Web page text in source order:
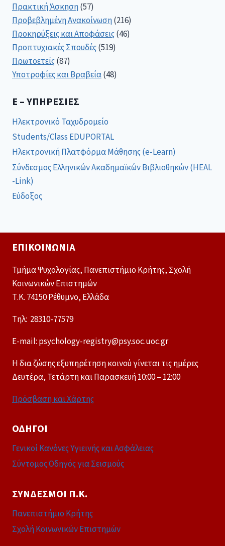
Πρακτική Άσκηση(57)
Προβεβλημένη Ανακοίνωση(216)
Προκηρύξεις και Αποφάσεις(46)
Προπτυχιακές Σπουδές(519)
Πρωτοετείς(87)
Υποτροφίες και Βραβεία(48)
E – ΥΠΗΡΕΣΊΕΣ
Ηλεκτρονικό Ταχυδρομείο
Students/Class EDUPORTAL
Ηλεκτρονική Πλατφόρμα Μάθησης (e-Learn)
Σύνδεσμος Ελληνικών Ακαδημαϊκών Βιβλιοθηκών (HEAL
-Link)
Εύδοξος
ΕΠΙΚΟΙΝΩΝΊΑ
Τμήμα Ψυχολογίας, Πανεπιστήμιο Κρήτης, Σχολή
Κοινωνικών Επιστημών
Τ.Κ. 74150 Ρέθυμνο, Ελλάδα
Tηλ: 28310-77579
E-mail: psychology-registry@psy.soc.uoc.gr
Η δια ζώσης εξυπηρέτηση κοινού γίνεται τις ημέρες
Δευτέρα, Τετάρτη και Παρασκευή 10:00 – 12:00
Πρόσβαση και Χάρτης
ΟΔΗΓΟΊ
Γενικοί Κανόνες Υγιεινής και Ασφάλειας
Σύντομος Οδηγός για Σεισμούς
ΣΎΝΔΕΣΜΟΙ Π.Κ.
Πανεπιστήμιο Κρήτης
Σχολή Κοινωνικών Επιστημών